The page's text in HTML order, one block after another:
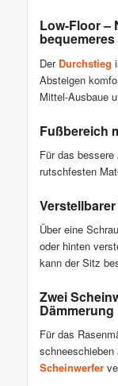
Low-Floor –
Der Durchstieg
Absteigen
Mittel-Ausbaue
Fußbereich
Für das
rutschfesten
Über eine
oder hinten
kann der Sitz
Zwei
Dämmerung
Für das
schneeschieben
Scheinwerfer